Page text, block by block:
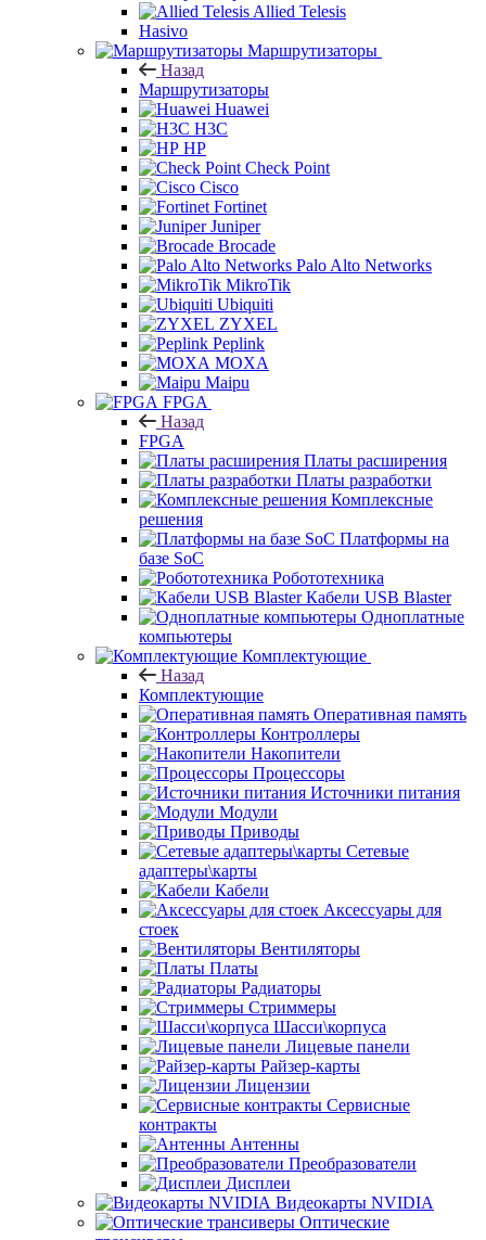
Allied Telesis
Hasivo
Маршрутизаторы
Назад
Маршрутизаторы
Huawei
H3C
HP
Check Point
Cisco
Fortinet
Juniper
Brocade
Palo Alto Networks
MikroTik
Ubiquiti
ZYXEL
Peplink
MOXA
Maipu
FPGA
Назад
FPGA
Платы расширения
Платы разработки
Комплексные
решения
Платформы на
базе SoC
Робототехника
Кабели USB Blaster
Одноплатные
компьютеры
Комплектующие
Назад
Комплектующие
Оперативная память
Контроллеры
Накопители
Процессоры
Источники питания
Модули
Приводы
Сетевые
адаптеры\карты
Кабели
Аксессуары для
стоек
Вентиляторы
Платы
Радиаторы
Стриммеры
Шасси\корпуса
Лицевые панели
Райзер-карты
Лицензии
Сервисные
контракты
Антенны
Преобразователи
Дисплеи
Видеокарты NVIDIA
Оптические